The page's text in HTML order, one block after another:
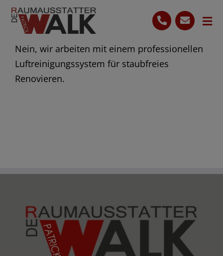
Skip
content
Start
Leistungen
Nein, wir arbeiten mit einem professionellen
Luftreinigungssystem für staubfreies
Renovieren.